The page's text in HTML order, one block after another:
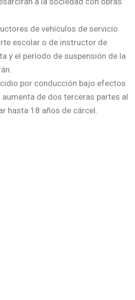
de vehículos de servicio
escolar o de instructor de
y el período de suspensión de la
por conducción bajo efectos
aumenta de dos terceras partes al
hasta 18 años de cárcel.